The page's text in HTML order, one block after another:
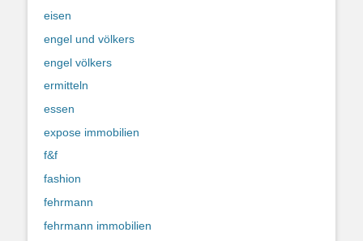
eisen
engel und völkers
engel völkers
ermitteln
essen
expose immobilien
f&f
fashion
fehrmann
fehrmann immobilien